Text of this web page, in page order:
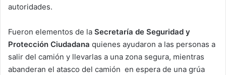
autoridades.
Fueron elementos de la Secretaría de Seguridad y
Protección Ciudadana quienes ayudaron a las personas a
salir del camión y llevarlas a una zona segura, mientras
abanderan el atasco del camión en espera de una grúa